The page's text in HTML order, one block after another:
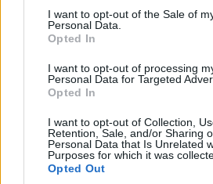
consent section.
I want to opt-out of the Sale of
Personal Data.
Opted In
I want to opt-out of processing
Personal Data for Targeted
Opted In
I want to opt-out of Collection,
Retention, Sale, and/or Sharing
Personal Data that Is Unrelated
Purposes for which it was
Opted Out
Max Verstappen RB19-esében
megelőzően újra sebességváltót
ezzel reagálva az időmérő Q2-es
féltengelytörésre. Második
autóba a versenyhétvége során: